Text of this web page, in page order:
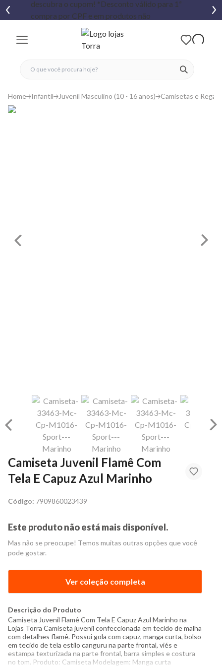
ver
fechar menu
fechar menu
favoritos
Home Infantil Juvenil Masculino (10 - 16 anos) Camisetas e
Camiseta Juvenil Flamê Com
Tela E Capuz Azul Marinho
Código: 7909860023439
Este produto não está mais disponível.
Mas não se preocupe! Temos muitas outras opções que você
pode gostar.
Ver coleção completa
Descrição do Produto
Camiseta Juvenil Flamê Com Tela E Capuz Azul Marinho na
Lojas Torra Camiseta juvenil confeccionada em tecido de malha
com detalhes flamê. Possui gola com capuz, manga curta, bolso
em tecido de tela estilo canguru na parte frontal, viés e
estampa texturizada na parte frontal, barra simples e costura
no tom. Produto: Camiseta Modelagem: Manga curta